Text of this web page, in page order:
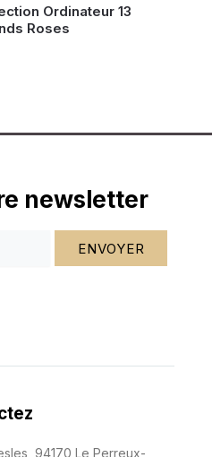
Ordinateur 13
Roses
newsletter
ENVOYER
94170 Le Perreux-